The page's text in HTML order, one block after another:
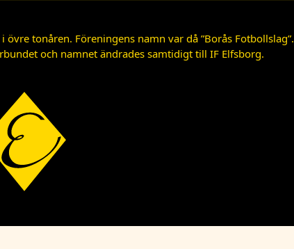
tonåren. Föreningens namn var då ”Borås Fotbollslag”.
och namnet ändrades samtidigt till IF Elfsborg.